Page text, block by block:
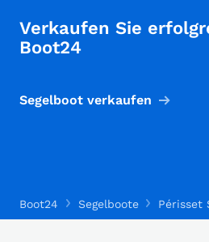
Verkaufen Sie
Boot24
Segelboot verkaufen
Boot24 Segelboote Périsset